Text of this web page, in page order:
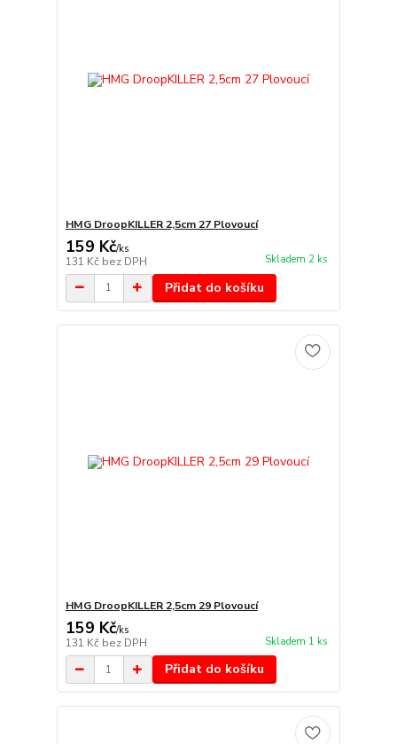
HMG DroopKILLER 2,5cm 27 Plovoucí
159 Kč/ks
131 Kč bez DPH Skladem 2 ks
Přidat do košíku
HMG DroopKILLER 2,5cm 29 Plovoucí
159 Kč/ks
131 Kč bez DPH Skladem 1 ks
Přidat do košíku